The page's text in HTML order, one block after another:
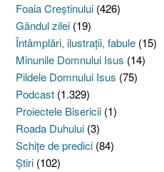
Foaia Creştinului (426)
Gândul zilei (19)
Întâmplări, ilustraţii, fabule (15)
Minunile Domnului Isus (14)
Pildele Domnului Isus (75)
Podcast (1.329)
Proiectele Bisericii (1)
Roada Duhului (3)
Schiţe de predici (84)
Ştiri (102)